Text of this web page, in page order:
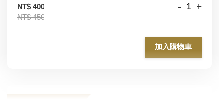
NT$ 400
NT$ 450
- +
加入購物車